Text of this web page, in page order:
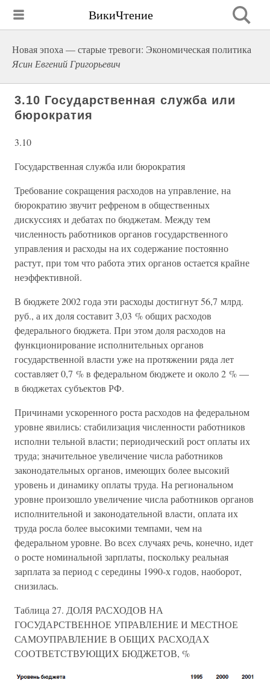
ВикиЧтение
Новая эпоха — старые тревоги: Экономическая политика
Ясин Евгений Григорьевич
3.10 Государственная служба или
бюрократия
3.10
Государственная служба или бюрократия
Требование сокращения расходов на управление, на
бюрократию звучит рефреном в общественных
дискуссиях и дебатах по бюджетам. Между тем
численность работников органов государственного
управления и расходы на их содержание постоянно
растут, при том что работа этих органов остается крайне
неэффективной.
В бюджете 2002 года эти расходы достигнут 56,7 млрд.
руб., а их доля составит 3,03 % общих расходов
федерального бюджета. При этом доля расходов на
функционирование исполнительных органов
государственной власти уже на протяжении ряда лет
составляет 0,7 % в федеральном бюджете и около 2 % —
в бюджетах субъектов РФ.
Причинами ускоренного роста расходов на федеральном
уровне явились: стабилизация численности работников
исполни тельной власти; периодический рост оплаты их
труда; значительное увеличение числа работников
законодательных органов, имеющих более высокий
уровень и динамику оплаты труда. На региональном
уровне произошло увеличение числа работников органов
исполнительной и законодательной власти, оплата их
труда росла более высокими темпами, чем на
федеральном уровне. Во всех случаях речь, конечно, идет
о росте номинальной зарплаты, поскольку реальная
зарплата за период с середины 1990-х годов, наоборот,
снизилась.
Таблица 27. ДОЛЯ РАСХОДОВ НА
ГОСУДАРСТВЕННОЕ УПРАВЛЕНИЕ И МЕСТНОЕ
САМОУПРАВЛЕНИЕ В ОБЩИХ РАСХОДАХ
СООТВЕТСТВУЮЩИХ БЮДЖЕТОВ, %